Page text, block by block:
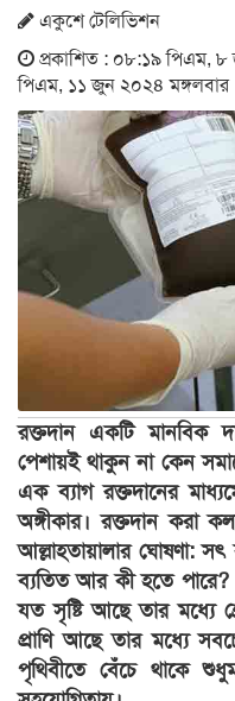
একুশে টেলিভিশন
প্রকাশিত : ০৮:১৯ পিএম,
পিএম, ১১ জুন ২০২৪ মঙ্গলবার
রক্তদান একটি মানবিক
পেশায়ই থাকুন না কেন
এক ব্যাগ রক্তদানের
অঙ্গীকার। রক্তদান করা
আল্লাহতায়ালার ঘোষণা: সৎ
ব্যতিত আর কী হতে
যত সৃষ্টি আছে তার মধ্যে
প্রাণি আছে তার মধ্যে
পৃথিবীতে বেঁচে থাকে